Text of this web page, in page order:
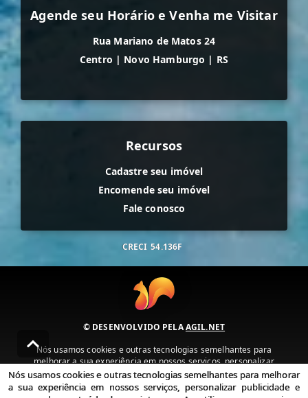
Agende seu Horário e Venha me Visitar
Rua Mariano de Matos 24
Centro | Novo Hamburgo | RS
Recursos
Cadastre seu imóvel
Encomende seu imóvel
Fale conosco
CRECI 54.136F
© DESENVOLVIDO PELAAGIL.NET
Nós usamos cookies e outras tecnologias semelhantes para
melhorar a sua experiência em nossos serviços, personalizar
publicidade e recomendar conteúdo de seu interesse. Ao utilizar
nossos serviços, você concorda com nossa política de privacidade e
Nós usamos cookies e outras tecnologias semelhantes para melhorar
a sua experiência em nossos serviços, personalizar publicidade e